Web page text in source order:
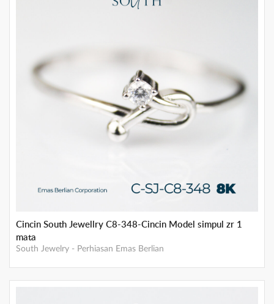
Cincin South Jewellry C8-348-Cincin Model simpul zr 1
mata
South Jewelry - Perhiasan Emas Berlian